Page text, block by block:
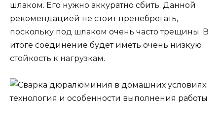
шлаком. Его нужно аккуратно сбить. Данной
рекомендацией не стоит пренебрегать,
поскольку под шлаком очень часто трещины. В
итоге соединение будет иметь очень низкую
стойкость к нагрузкам.